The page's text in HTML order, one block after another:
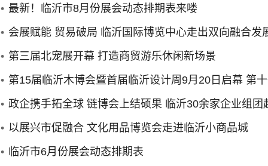
最新！临沂市8月份展会动态排期表来喽
会展赋能 贸易破局 临沂国际博览中心走出双向融合发
新路
第三届北宠展开幕 打造商贸游乐休闲新场景
第15届临沂木博会暨首届临沂设计周9月20日启幕 第
届世界人造板大会同期举行
政企携手拓全球 链博会上结硕果 临沂30余家企业组团
京参加第四届链博会
以展兴市促融合 文化用品博览会走进临沂小商品城
临沂市6月份展会动态排期表